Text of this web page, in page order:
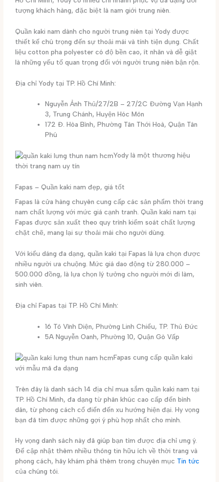
tượng khách hàng, đặc biệt là nam giới trung niên.
Quần kaki nam dành cho người trung niên tại Yody được
thiết kế chú trọng đến sự thoải mái và tính tiện dụng. Chất
liệu cotton pha polyester có độ bền cao, ít nhăn và dễ giặt
là những yếu tố quan trọng đối với người trung niên bận rộn.
Địa chỉ Yody tại TP. Hồ Chí Minh:
Nguyễn Ảnh Thủ/27/2B – 27/2C Đường Vạn Hạnh
3, Trung Chánh, Huyện Hóc Môn
172 Đ. Hòa Bình, Phường Tân Thới Hoà, Quận Tân
Phú
Yody là một thương hiệu
thời trang nam uy tín
Fapas – Quần kaki nam đẹp, giá tốt
Fapas là cửa hàng chuyên cung cấp các sản phẩm thời trang
nam chất lượng với mức giá cạnh tranh. Quần kaki nam tại
Fapas được sản xuất theo quy trình kiểm soát chất lượng
chặt chẽ, mang lại sự thoải mái cho người dùng.
Với kiểu dáng đa dạng, quần kaki tại Fapas là lựa chọn được
nhiều người ưa chuộng. Mức giá dao động từ 280.000 –
500.000 đồng, là lựa chọn lý tưởng cho người mới đi làm,
sinh viên.
Địa chỉ Fapas tại TP. Hồ Chí Minh:
16 Tô Vĩnh Diện, Phường Linh Chiểu, TP. Thủ Đức
5A Nguyễn Oanh, Phường 10, Quận Gò Vấp
Fapas cung cấp quần kaki
với mẫu mã đa dạng
Trên đây là danh sách 14 địa chỉ mua sắm quần kaki nam tại
TP. Hồ Chí Minh, đa dạng từ phân khúc cao cấp đến bình
dân, từ phong cách cổ điển đến xu hướng hiện đại. Hy vọng
bạn đã tìm được những gợi ý phù hợp nhất cho mình.
Hy vọng danh sách này đã giúp bạn tìm được địa chỉ ưng ý.
Để cập nhật thêm nhiều thông tin hữu ích về thời trang và
phong cách, hãy khám phá thêm trong chuyên mục Tin tức
của chúng tôi.